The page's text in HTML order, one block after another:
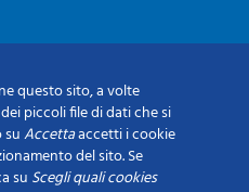
questo sito, a volte
piccoli file di dati che si
suAccettaaccetti i cookie
del sito. Se
su Scegli quali cookies